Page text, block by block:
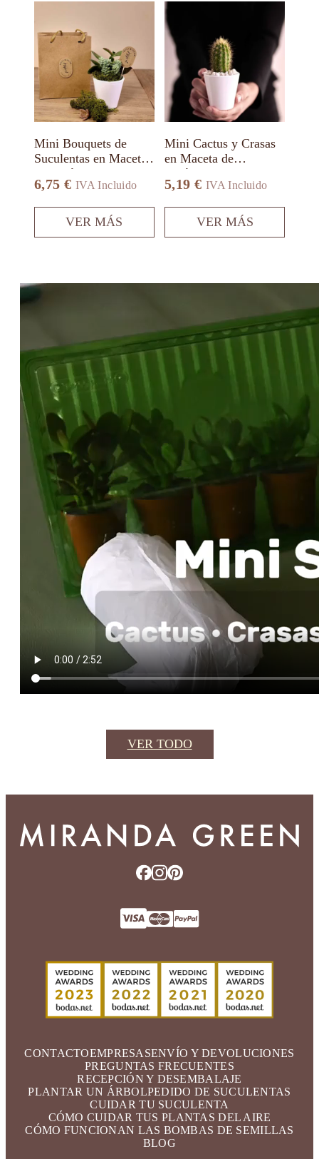
Mini Bouquets de
Suculentas en Maceta
de Cerámica Blanca
6,75 € IVA Incluido
VER MÁS
tiene
múltiples
variantes.
Las
opciones
se
pueden
elegir
la
página
producto
Mini Cactus y Crasas
en Maceta de
Cerámica Blanca
5,19€ IVA Incluido
VER MÁS
Este
producto
tiene
múltiples
variantes.
Las
opciones
se
pueden
elegir
la
página
producto
VER TODO
CONTACTOEMPRESASENVÍO Y DEVOLUCIONES
PREGUNTAS FRECUENTES
RECEPCIÓN Y DESEMBALAJE
PLANTAR UN ÁRBOLPEDIDO DE SUCULENTAS
CUIDAR TU SUCULENTA
CÓMO CUIDAR TUS PLANTAS DEL AIRE
CÓMO FUNCIONAN LAS BOMBAS DE SEMILLAS
BLOG